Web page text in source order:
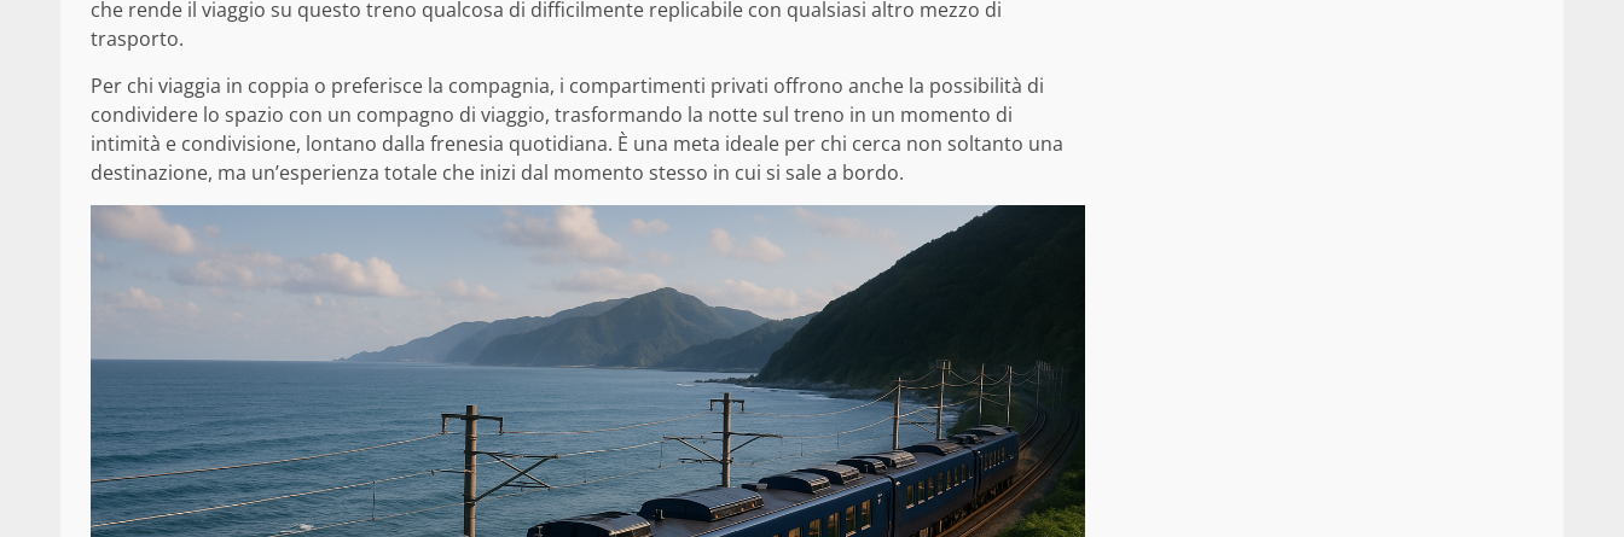
che rende il viaggio su questo treno qualcosa di difficilmente replicabile con qualsiasi altro mezzo di
trasporto.
Per chi viaggia in coppia o preferisce la compagnia, i compartimenti privati offrono anche la possibilità di
condividere lo spazio con un compagno di viaggio, trasformando la notte sul treno in un momento di
intimità e condivisione, lontano dalla frenesia quotidiana. È una meta ideale per chi cerca non soltanto una
destinazione, ma un’esperienza totale che inizi dal momento stesso in cui si sale a bordo.